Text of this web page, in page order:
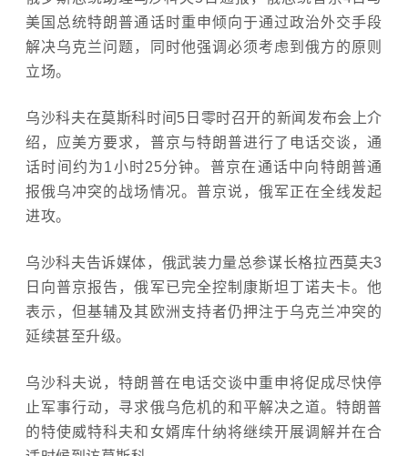
美国总统特朗普通话时重申倾向于通过政治外交手段
解决乌克兰问题，同时他强调必须考虑到俄方的原则
立场。
乌沙科夫在莫斯科时间5日零时召开的新闻发布会上介
绍，应美方要求，普京与特朗普进行了电话交谈，通
话时间约为1小时25分钟。普京在通话中向特朗普通
报俄乌冲突的战场情况。普京说，俄军正在全线发起
进攻。
乌沙科夫告诉媒体，俄武装力量总参谋长格拉西莫夫3
日向普京报告，俄军已完全控制康斯坦丁诺夫卡。他
表示，但基辅及其欧洲支持者仍押注于乌克兰冲突的
延续甚至升级。
乌沙科夫说，特朗普在电话交谈中重申将促成尽快停
止军事行动，寻求俄乌危机的和平解决之道。特朗普
的特使威特科夫和女婿库什纳将继续开展调解并在合